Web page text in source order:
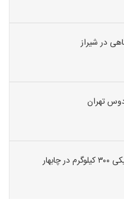
در شیراز
تهران